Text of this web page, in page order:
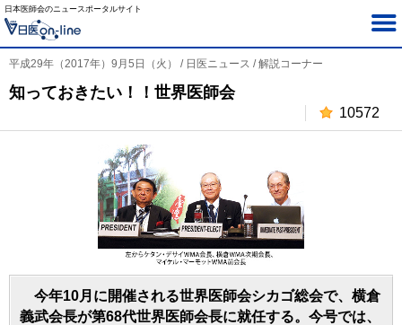
日本医師会のニュースポータルサイト
平成29年（2017年）9月5日（火） / 日医ニュース / 解説コーナー
知っておきたい！！世界医師会
10572
今年10月に開催される世界医師会シカゴ総会で、横倉
義武会長が第68代世界医師会長に就任する。今号では、